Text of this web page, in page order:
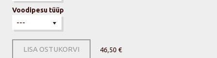
Voodipesu tüüp
LISA OSTUKORVI 46,50 €